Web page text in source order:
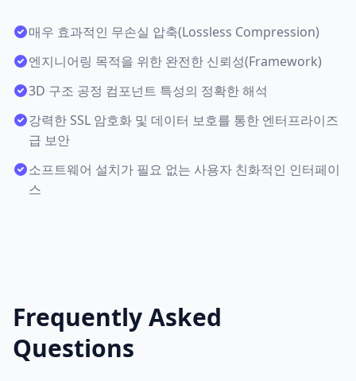
매우 효과적인 무손실 압축(Lossless Compression)
엔지니어링 목적을 위한 완전한 신뢰성(Framework)
3D 구조 공정 컴포넌트 특성의 정확한 해석
강력한 SSL 암호화 및 데이터 보호를 통한 엔터프라이즈
급 보안
소프트웨어 설치가 필요 없는 사용자 친화적인 인터페이
스
Frequently Asked
Questions